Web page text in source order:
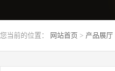
您当前的位置： 网站首页 > 产品展厅